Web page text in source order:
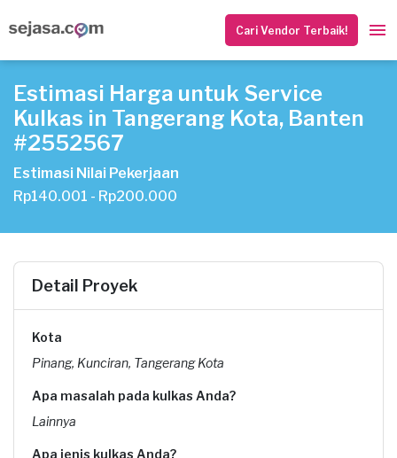
Cari Vendor Terbaik!
Estimasi Harga untuk Service
Kulkas in Tangerang Kota, Banten
#2552567
Estimasi Nilai Pekerjaan
Rp140.001 - Rp200.000
Detail Proyek
Kota
Pinang, Kunciran, Tangerang Kota
Apa masalah pada kulkas Anda?
Lainnya
Apa jenis kulkas Anda?